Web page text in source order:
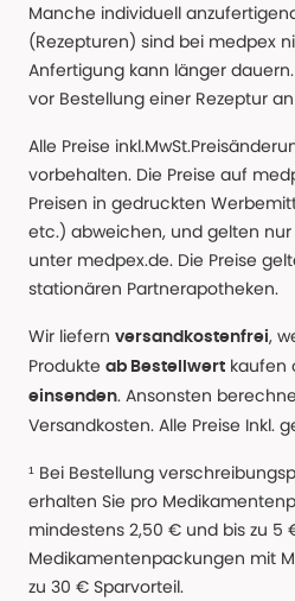
Manche individuell
(Rezepturen) sind bei medpex
Anfertigung kann länger
vor Bestellung einer Rezeptur
Alle Preise
vorbehalten. Die Preise auf
Preisen in gedruckten
etc.) abweichen, und gelten
unter medpex.de. Die Preise
stationären Partnerapotheken.
Wir liefern versandkostenfrei,
Produkte ab Bestellwert kaufen
einsenden. Ansonsten
Versandkosten. Alle Preise Inkl.
¹ Bei Bestellung
erhalten Sie pro
mindestens 2,50 € und bis zu 5
Medikamentenpackungen mit
zu 30 € Sparvorteil.